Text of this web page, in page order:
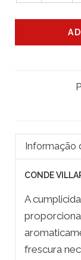
Informação
CONDE
A
frescura